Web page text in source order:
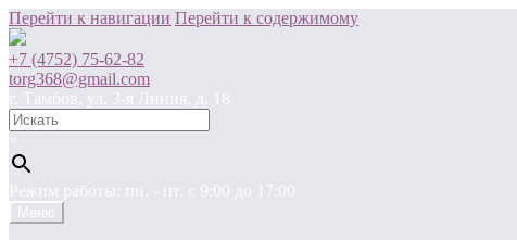
Перейти к навигации Перейти к содержимому
+7 (4752) 75-62-82
torg368@gmail.com
г. Тамбов, ул. 3-я Линия, д. 18
×
Режим работы: пн. - пт. c 9:00 до 17:00
Меню